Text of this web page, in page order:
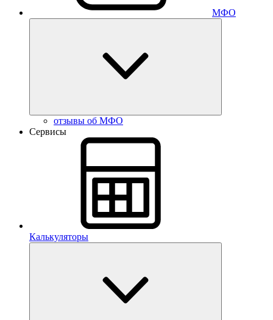
МФО
отзывы об МФО
Сервисы
Калькуляторы